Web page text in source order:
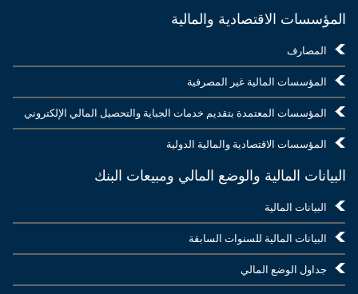
المؤسسات الاقتصادية والمالية
المصارف
المؤسسات المالية غير المصرفية
المؤسسات المعتمدة بتقديم خدمات الجباية والتحصيل المالي الإلكتروني
المؤسسات الاقتصادية والمالية الدولية
البيانات المالية والوضع المالي ومبيعات البنك
البيانات المالية
البيانات المالية للسنوات السابقة
جداول الوضع المالي